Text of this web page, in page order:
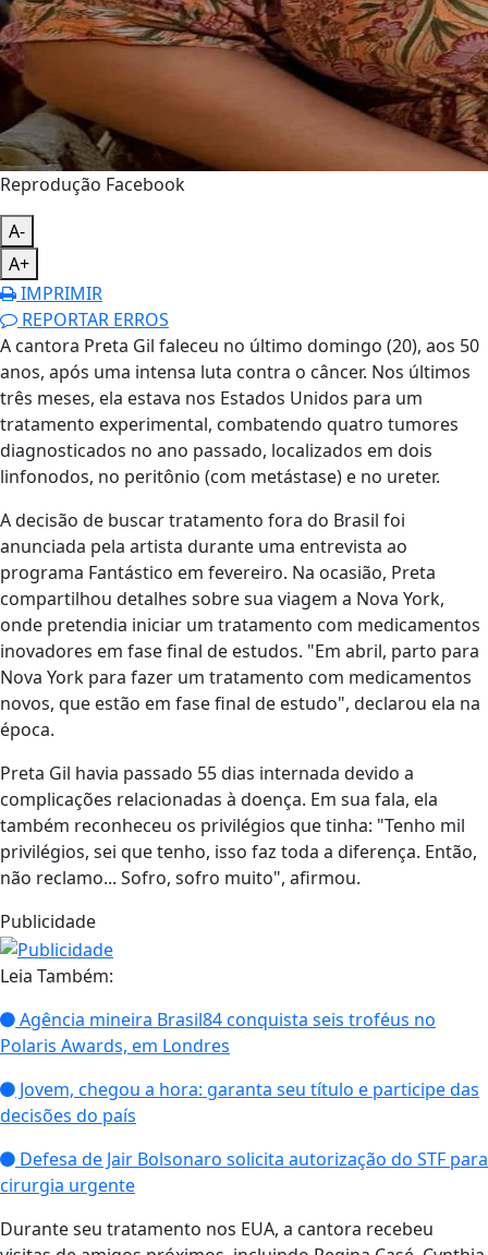
Reprodução Facebook
A-
A+
IMPRIMIR
REPORTAR ERROS
A cantora Preta Gil faleceu no último domingo (20), aos 50
anos, após uma intensa luta contra o câncer. Nos últimos
três meses, ela estava nos Estados Unidos para um
tratamento experimental, combatendo quatro tumores
diagnosticados no ano passado, localizados em dois
linfonodos, no peritônio (com metástase) e no ureter.
A decisão de buscar tratamento fora do Brasil foi
anunciada pela artista durante uma entrevista ao
programa Fantástico em fevereiro. Na ocasião, Preta
compartilhou detalhes sobre sua viagem a Nova York,
onde pretendia iniciar um tratamento com medicamentos
inovadores em fase final de estudos. "Em abril, parto para
Nova York para fazer um tratamento com medicamentos
novos, que estão em fase final de estudo", declarou ela na
época.
Preta Gil havia passado 55 dias internada devido a
complicações relacionadas à doença. Em sua fala, ela
também reconheceu os privilégios que tinha: "Tenho mil
privilégios, sei que tenho, isso faz toda a diferença. Então,
não reclamo... Sofro, sofro muito", afirmou.
Publicidade
Leia Também:
Agência mineira Brasil84 conquista seis troféus no
Polaris Awards, em Londres
Jovem, chegou a hora: garanta seu título e participe das
decisões do país
Defesa de Jair Bolsonaro solicita autorização do STF para
cirurgia urgente
Durante seu tratamento nos EUA, a cantora recebeu